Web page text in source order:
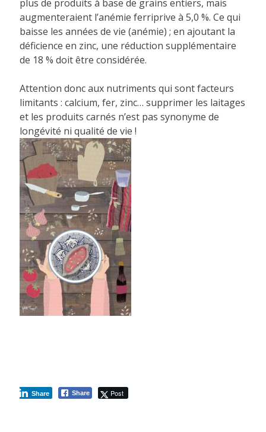
plus de produits à base de grains entiers, mais
augmenteraient l’anémie ferriprive à 5,0 %. Ce qui
baisse les années de vie (anémie) ; en ajoutant la
déficience en zinc, une réduction supplémentaire
de 18 % doit être considérée.
Attention donc aux nutriments qui sont facteurs
limitants : calcium, fer, zinc… supprimer les laitages
et les produits carnés n’est pas synonyme de
longévité ni qualité de vie !
Share Post
Share